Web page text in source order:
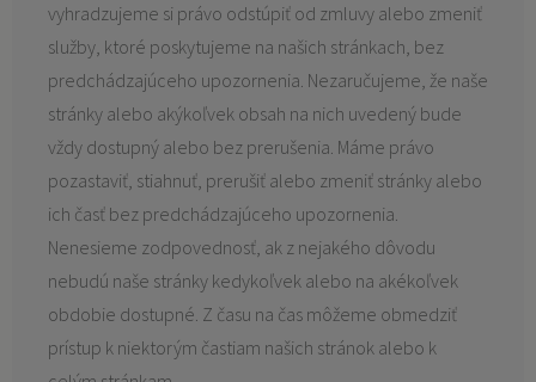
vyhradzujeme si právo odstúpiť od zmluvy alebo zmeniť
služby, ktoré poskytujeme na našich stránkach, bez
predchádzajúceho upozornenia. Nezaručujeme, že naše
stránky alebo akýkoľvek obsah na nich uvedený bude
vždy dostupný alebo bez prerušenia. Máme právo
pozastaviť, stiahnuť, prerušiť alebo zmeniť stránky alebo
ich časť bez predchádzajúceho upozornenia.
Nenesieme zodpovednosť, ak z nejakého dôvodu
nebudú naše stránky kedykoľvek alebo na akékoľvek
obdobie dostupné. Z času na čas môžeme obmedziť
prístup k niektorým častiam našich stránok alebo k